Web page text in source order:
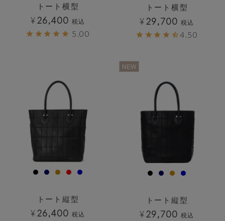
トート横型
¥ 26,400 税込
5.00
トート横型
¥ 29,700 税込
4.50
トート縦型
¥ 26,400 税込
NEW
トート縦型
¥ 29,700 税込